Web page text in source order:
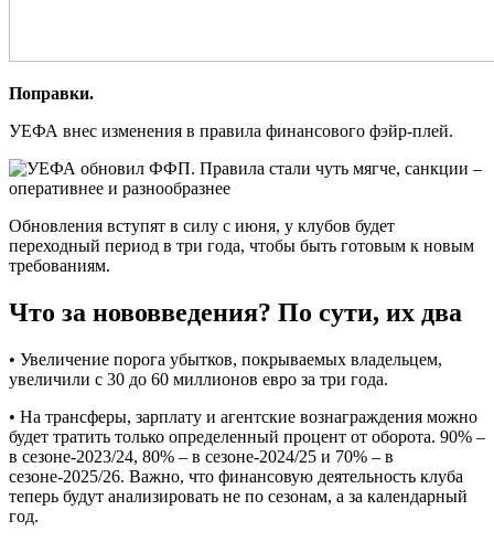
Поправки.
УЕФА внес изменения в правила финансового фэйр-плей.
Обновления вступят в силу с июня, у клубов будет
переходный период в три года, чтобы быть готовым к новым
требованиям.
Что за нововведения? По сути, их два
• Увеличение порога убытков, покрываемых владельцем,
увеличили с 30 до 60 миллионов евро за три года.
• На трансферы, зарплату и агентские вознаграждения можно
будет тратить только определенный процент от оборота. 90% –
в сезоне-2023/24, 80% – в сезоне-2024/25 и 70% – в
сезоне-2025/26. Важно, что финансовую деятельность клуба
теперь будут анализировать не по сезонам, а за календарный
год.